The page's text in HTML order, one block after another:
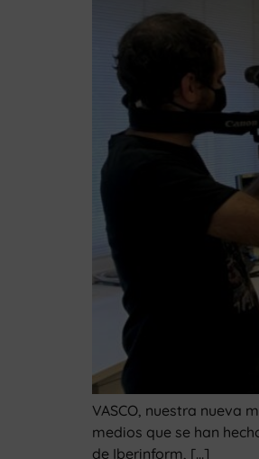
VASCO, nuestra nueva
medios que se han
de Iberinform, […]